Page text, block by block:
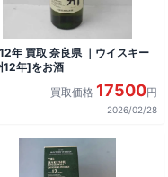
年 買取 奈良県 ｜ウイスキー
12年]をお酒
買取価格 17500円
2026/02/28